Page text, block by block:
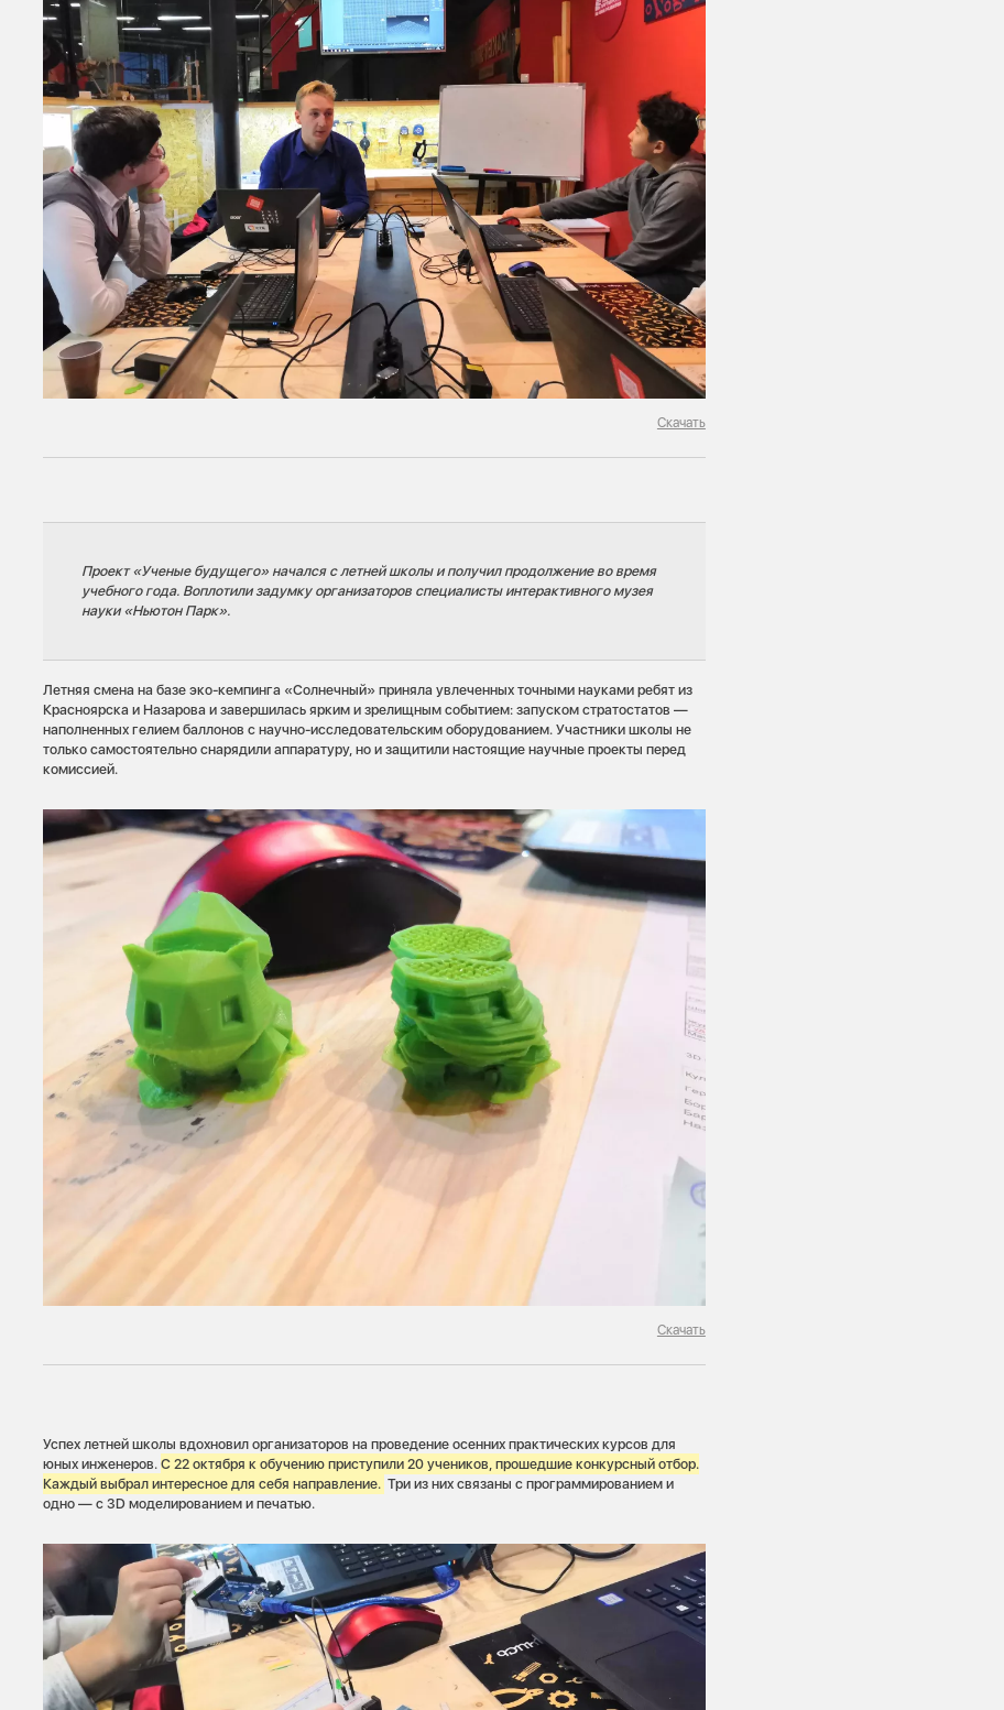
Скачать
Проект «Ученые будущего» начался с летней школы и получил продолжение во время
учебного года. Воплотили задумку организаторов специалисты интерактивного музея
науки «Ньютон Парк».
Летняя смена на базе эко-кемпинга «Солнечный» приняла увлеченных точными науками ребят из
Красноярска и Назарова и завершилась ярким и зрелищным событием: запуском стратостатов —
наполненных гелием баллонов с научно-исследовательским оборудованием. Участники школы не
только самостоятельно снарядили аппаратуру, но и защитили настоящие научные проекты перед
комиссией.
Скачать
Успех летней школы вдохновил организаторов на проведение осенних практических курсов для
юных инженеров.С 22 октября к обучению приступили 20 учеников, прошедшие конкурсный отбор.
Каждый выбрал интересное для себя направление. Три из них связаны с программированием и
одно — с 3D моделированием и печатью.